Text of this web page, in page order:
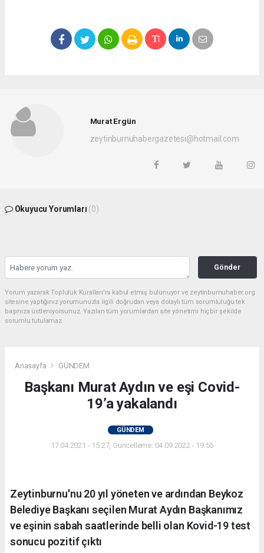
Murat Ergün
zeytinburnuhabergazetesi@hotmail.com
Okuyucu Yorumları (0)
Gönder
Yorum yazarak Topluluk Kuralları’nı kabul etmiş bulunuyor ve zeytinburnuhaber.org
sitesine yaptığınız yorumunuzla ilgili doğrudan veya dolaylı tüm sorumluluğu tek
başınıza üstleniyorsunuz. Yazılan tüm yorumlardan site yönetimi hiçbir şekilde
sorumlu tutulamaz.
Anasayfa GÜNDEM
Başkanı Murat Aydın ve eşi Covid-
19’a yakalandı
GÜNDEM
17.04.2021 - 15:27, Güncelleme: 04.09.2022 - 19:55
Zeytinburnu'nu 20 yıl yöneten ve ardından Beykoz
Belediye Başkanı seçilen Murat Aydın Başkanımız
ve eşinin sabah saatlerinde belli olan Kovid-19 test
sonucu pozitif çıktı